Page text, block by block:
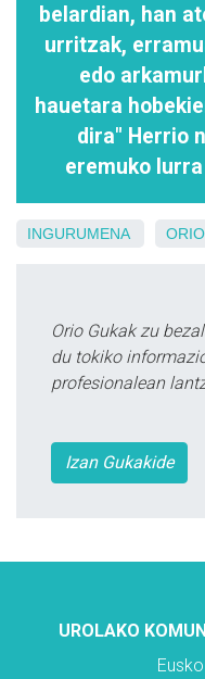
belardian, han
urritzak,
edo
hauetara
dira" Herrio
eremuko
INGURUMENA ORIO
Orio Gukak zu
du tokiko
profesionalean
Izan Gukakide
UROLAKO